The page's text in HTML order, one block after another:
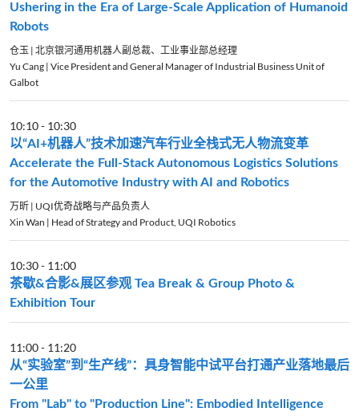
Ushering in the Era of Large-Scale Application of Humanoid
Robots
仓玉 | 北京银河通用机器人副总裁、工业事业部总经理
Yu Cang | Vice President and General Manager of Industrial Business Unit of
Galbot
10:10- 10:30
以“AI+机器人”技术加速汽车行业全栈式无人物流变革
Accelerate the Full-Stack Autonomous Logistics Solutions
for the Automotive Industry with AI and Robotics
万昕 | UQI优奇战略与产品负责人
Xin Wan | Head of Strategy and Product, UQI Robotics
10:30- 11:00
茶歇&合影&展区参观 Tea Break & Group Photo &
Exhibition Tour
11:00- 11:20
从“实验室”到“生产线”：具身智能中试平台打通产业落地最后
一公里
From "Lab" to "Production Line": Embodied Intelligence